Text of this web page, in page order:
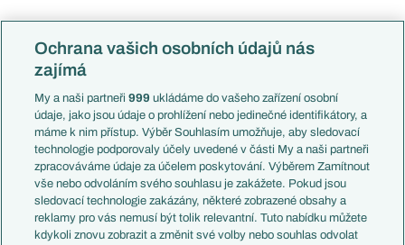
KOMENTÁŘE (1019)
Ochrana vašich osobních údajů nás
zajímá
My a naši partneři999 ukládáme do vašeho zařízení osobní
údaje, jako jsou údaje o prohlížení nebo jedinečné identifikátory, a
máme k nim přístup. Výběr Souhlasím umožňuje, aby sledovací
technologie podporovaly účely uvedené v části My a naši partneři
zpracováváme údaje za účelem poskytování. Výběrem Zamítnout
vše nebo odvoláním svého souhlasu je zakážete. Pokud jsou
sledovací technologie zakázány, některé zobrazené obsahy a
reklamy pro vás nemusí být tolik relevantní. Tuto nabídku můžete
kdykoli znovu zobrazit a změnit své volby nebo souhlas odvolat